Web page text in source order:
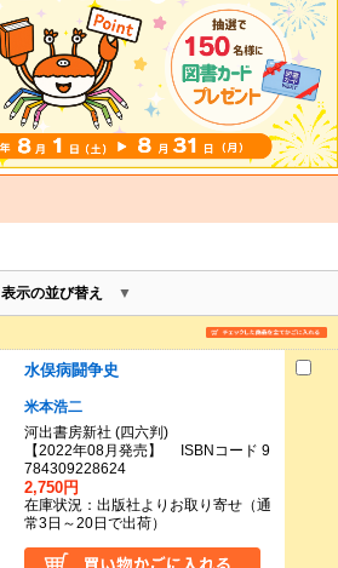
表示の並び替え
水俣病闘争史
米本浩二
河出書房新社 (四六判)
【2022年08月発売】 ISBNコード 9
784309228624
2,750円
在庫状況：出版社よりお取り寄せ（通
常3日～20日で出荷）